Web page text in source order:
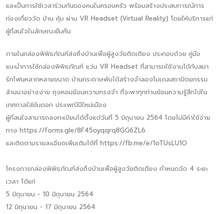
และเป็นการใช้เวลาร่วมกันของคนในครอบครัว พร้อมสร้างประสบการณ์การ
ท่องเที่ยววัด บ้าน คุ้ม ผ่าน VR Headset (Virtual Reality) โดยให้บริการแก่
ผู้ที่สนใจในลักษณะยืมคืน
ภายในกล่องพิพิธภัณฑ์ส่งถึงบ้านเพื่อผู้สูงวัยติดเตียง ประกอบด้วย คู่มือ
แนะนำการใช้กล่องพิพิธภัณฑ์ แว่น VR Headset ที่สามารถใช้งานได้กับสมา
ร์ทโฟนหลากหลายขนาด บ้านกระดาษพับได้สร้างจำลองโมเดลสถาปัตยกรรม
ล้านนาอย่างง่าย ถุงหอมย้อนความทรงจำ ที่จะพาทุกท่านย้อนความรู้สึกไปใน
เทศกาลใส่ขันดอก ประเพณีปีใหม่เมือง
ผู้ที่สนใจสามารถลงทะเบียนได้ตั้งแต่วันที่ 5 มิถุนายน 2564 โดยไม่มีค่าใช้จ่าย
ทาง https://forms.gle/8F45oyqqrq8GG6ZL6
และติดตามรายละเอียดเพิ่มเติมได้ที่ https://fb.me/e/1oTUsLU1O
โครงการกล่องพิพิธภัณฑ์ส่งถึงบ้านเพื่อผู้สูงวัยติดเตียง กำหนดจัด 4 ระยะ
เวลา ได้แก่
5 มิถุนายน - 10 มิถุนายน 2564
12 มิถุนายน - 17 มิถุนายน 2564